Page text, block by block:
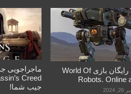
دانلود رایگان بازی World Of
Robots. Online
2024
ماجراجویی
جیب شما!